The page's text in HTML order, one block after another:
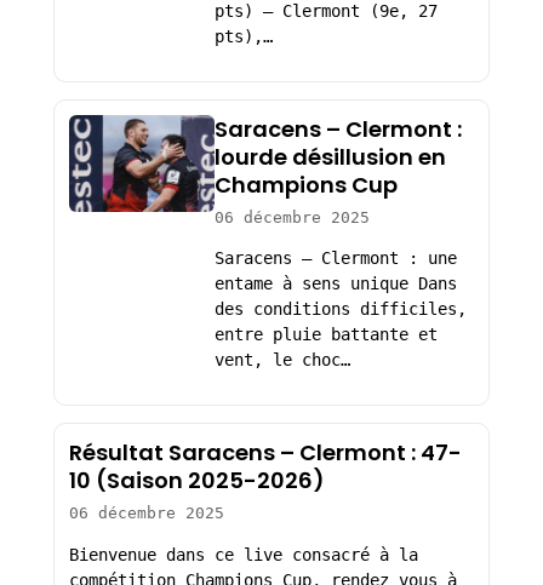
pts) – Clermont (9e, 27
pts),…
Saracens – Clermont :
lourde désillusion en
Champions Cup
06 décembre 2025
Saracens – Clermont : une
entame à sens unique Dans
des conditions difficiles,
entre pluie battante et
vent, le choc…
Résultat Saracens – Clermont : 47-
10 (Saison 2025-2026)
06 décembre 2025
Bienvenue dans ce live consacré à la
compétition Champions Cup, rendez vous à